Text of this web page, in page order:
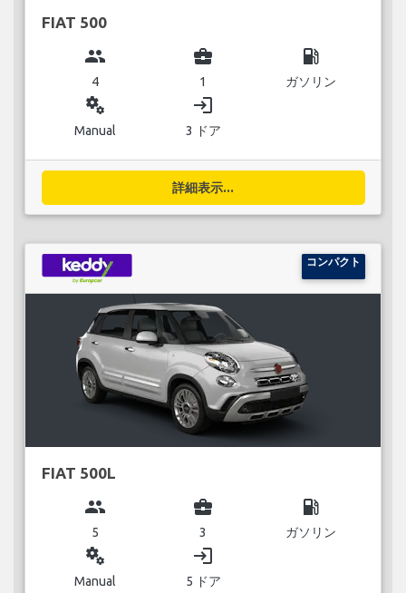
FIAT 500
group
4
business_center
1
local_gas_station
ガソリン
miscellaneous_services
Manual
login
3 ドア
詳細表示...
コンパクト
FIAT 500L
group
5
business_center
3
local_gas_station
ガソリン
miscellaneous_services
Manual
login
5 ドア